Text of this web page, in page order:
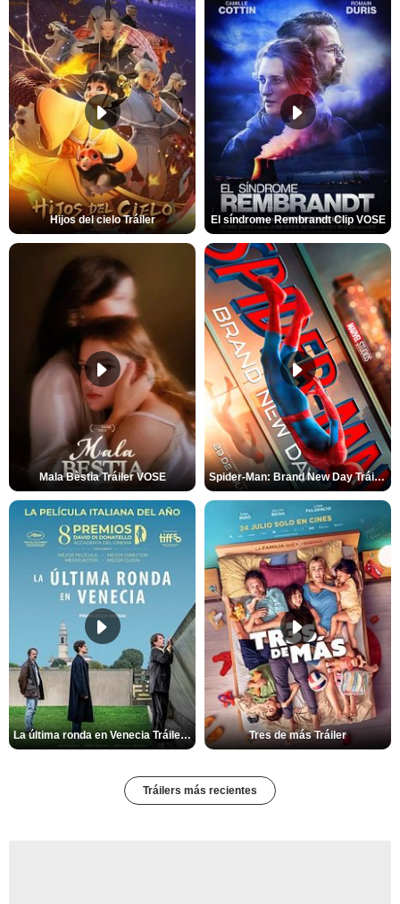
Hijos del cielo Tráiler El síndrome Rembrandt Clip VOSE
Mala Bèstia Tráiler VOSE Spider-Man: Brand New Day Tráiler (3)
La última ronda en Venecia Tráiler VOSE Tres de más Tráiler
Tráilers más recientes